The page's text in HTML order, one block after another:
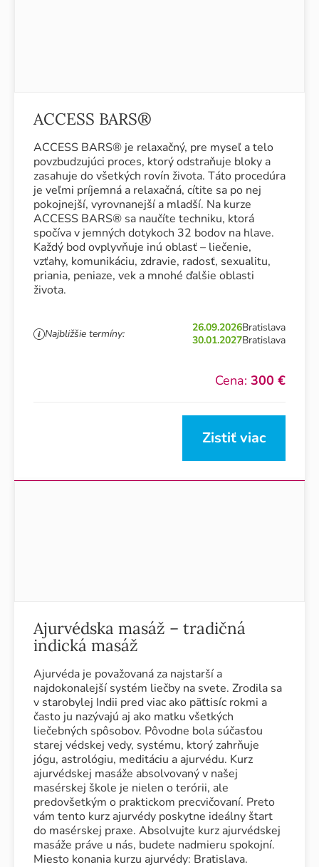
ACCESS BARS®
ACCESS BARS® je relaxačný, pre myseľ a telo
povzbudzujúci proces, ktorý odstraňuje bloky a
zasahuje do všetkých rovín života. Táto procedúra
je veľmi príjemná a relaxačná, cítite sa po nej
pokojnejší, vyrovnanejší a mladší. Na kurze
ACCESS BARS® sa naučíte techniku, ktorá
spočíva v jemných dotykoch 32 bodov na hlave.
Každý bod ovplyvňuje inú oblasť – liečenie,
vzťahy, komunikáciu, zdravie, radosť, sexualitu,
priania, peniaze, vek a mnohé ďalšie oblasti
života.
Najbližšie termíny: 26.09.2026Bratislava
30.01.2027Bratislava
Cena: 300 €
Zistiť viac
Ajurvédska masáž – tradičná
indická masáž
Ajurvéda je považovaná za najstarší a
najdokonalejší systém liečby na svete. Zrodila sa
v starobylej Indii pred viac ako päťtisíc rokmi a
často ju nazývajú aj ako matku všetkých
liečebných spôsobov. Pôvodne bola súčasťou
starej védskej vedy, systému, ktorý zahrňuje
jógu, astrológiu, meditáciu a ajurvédu. Kurz
ajurvédskej masáže absolvovaný v našej
masérskej škole je nielen o terórii, ale
predovšetkým o praktickom precvičovaní. Preto
vám tento kurz ajurvédy poskytne ideálny štart
do masérskej praxe. Absolvujte kurz ajurvédskej
masáže práve u nás, budete nadmieru spokojní.
Miesto konania kurzu ajurvédy: Bratislava.